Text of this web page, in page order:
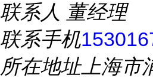
联系人 董经理
联系手机
所在地址上海市